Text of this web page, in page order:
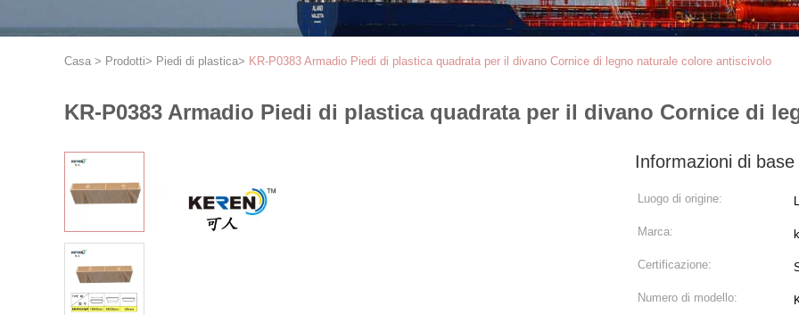
Casa > Prodotti> Piedi di plastica> KR-P0383 Armadio Piedi di plastica quadrata per il divano Cornice di legno naturale colore antiscivolo
KR-P0383 Armadio Piedi di plastica quadrata per il divano Cornice di
Informazioni di base
Luogo di origine:
Marca:
Certificazione:
Numero di modello: